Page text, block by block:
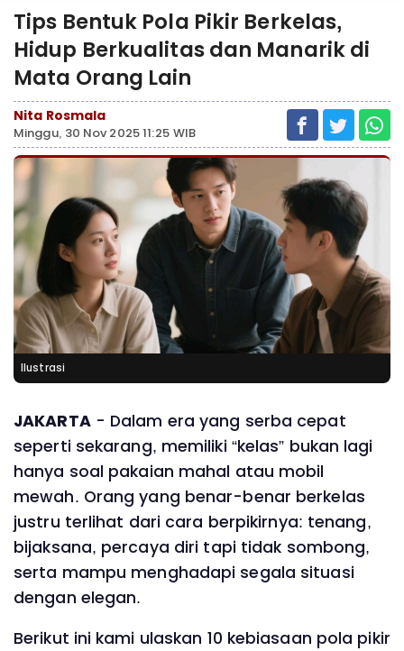
Tips Bentuk Pola Pikir Berkelas,
Hidup Berkualitas dan Manarik di
Mata Orang Lain
Nita Rosmala
Minggu, 30 Nov 2025 11:25 WIB
Ilustrasi
JAKARTA- Dalam era yang serba cepat
seperti sekarang, memiliki “kelas” bukan lagi
hanya soal pakaian mahal atau mobil
mewah. Orang yang benar-benar berkelas
justru terlihat dari cara berpikirnya: tenang,
bijaksana, percaya diri tapi tidak sombong,
serta mampu menghadapi segala situasi
dengan elegan.
Berikut ini kami ulaskan 10 kebiasaan pola pikir